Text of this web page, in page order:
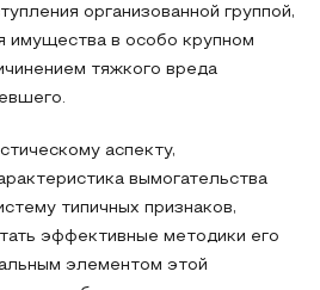
организованной группой,
имущества в особо крупном
тяжкого вреда
аспекту,
вымогательства
типичных признаков,
эффективные методики его
элементом этой